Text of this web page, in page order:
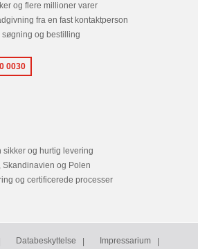
og flere millioner varer
fra en fast kontaktperson
og bestilling
0030
sikker og hurtig levering
Skandinavien og Polen
og certificerede processer
Databeskyttelse Impressarium